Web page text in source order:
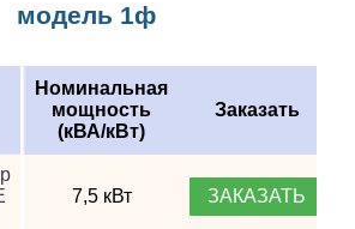
модель 1ф
Номинальная
мощность
(кВА/кВт)
Заказать
7,5 кВт ЗАКАЗАТЬ